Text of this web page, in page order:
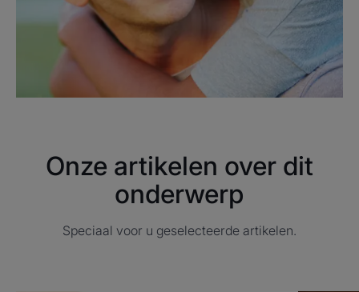
Onze artikelen over dit
onderwerp
Speciaal voor u geselecteerde artikelen.